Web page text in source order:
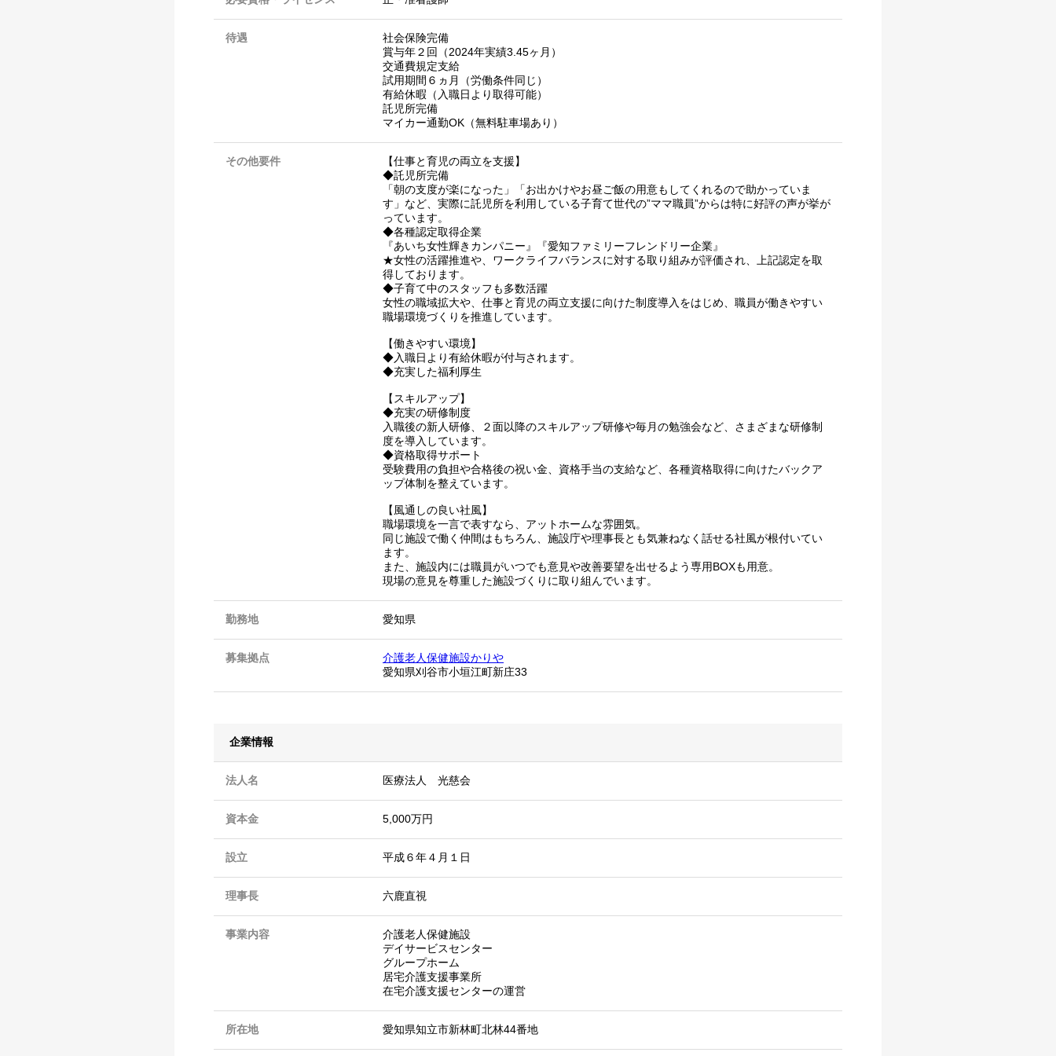
待遇
社会保険完備
賞与年２回（2024年実績3.45ヶ月）
交通費規定支給
試用期間６ヵ月（労働条件同じ）
有給休暇（入職日より取得可能）
託児所完備
マイカー通勤OK（無料駐車場あり）
その他要件
【仕事と育児の両立を支援】
◆託児所完備
「朝の支度が楽になった」「お出かけやお昼ご飯の用意もしてくれるので助かっていま
す」など、実際に託児所を利用している子育て世代の”ママ職員”からは特に好評の声が挙が
っています。
◆各種認定取得企業
『あいち女性輝きカンパニー』『愛知ファミリーフレンドリー企業』
★女性の活躍推進や、ワークライフバランスに対する取り組みが評価され、上記認定を取
得しております。
◆子育て中のスタッフも多数活躍
女性の職域拡大や、仕事と育児の両立支援に向けた制度導入をはじめ、職員が働きやすい
職場環境づくりを推進しています。
【働きやすい環境】
◆入職日より有給休暇が付与されます。
◆充実した福利厚生
【スキルアップ】
◆充実の研修制度
入職後の新人研修、２面以降のスキルアップ研修や毎月の勉強会など、さまざまな研修制
度を導入しています。
◆資格取得サポート
受験費用の負担や合格後の祝い金、資格手当の支給など、各種資格取得に向けたバックア
ップ体制を整えています。
【風通しの良い社風】
職場環境を一言で表すなら、アットホームな雰囲気。
同じ施設で働く仲間はもちろん、施設庁や理事長とも気兼ねなく話せる社風が根付いてい
ます。
また、施設内には職員がいつでも意見や改善要望を出せるよう専用BOXも用意。
現場の意見を尊重した施設づくりに取り組んでいます。
勤務地 愛知県
募集拠点
介護老人保健施設かりや
愛知県刈谷市小垣江町新庄33
企業情報
法人名 医療法人 光慈会
資本金 5,000万円
設立 平成６年４月１日
理事長 六鹿直視
事業内容
介護老人保健施設
デイサービスセンター
グループホーム
居宅介護支援事業所
在宅介護支援センターの運営
所在地 愛知県知立市新林町北林44番地